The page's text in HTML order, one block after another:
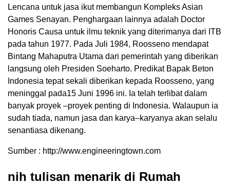
Lencana untuk jasa ikut membangun Kompleks Asian
Games Senayan. Penghargaan lainnya adalah Doctor
Honoris Causa untuk ilmu teknik yang diterimanya dari ITB
pada tahun 1977. Pada Juli 1984, Roosseno mendapat
Bintang Mahaputra Utama dari pemerintah yang diberikan
langsung oleh Presiden Soeharto. Predikat Bapak Beton
Indonesia tepat sekali diberikan kepada Roosseno, yang
meninggal pada15 Juni 1996 ini. Ia telah terlibat dalam
banyak proyek –proyek penting di Indonesia. Walaupun ia
sudah tiada, namun jasa dan karya–karyanya akan selalu
senantiasa dikenang.
Sumber : http://www.engineeringtown.com
nih tulisan menarik di Rumah